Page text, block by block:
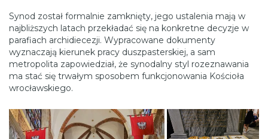
Synod został formalnie zamknięty, jego ustalenia mają w
najbliższych latach przekładać się na konkretne decyzje w
parafiach archidiecezji. Wypracowane dokumenty
wyznaczają kierunek pracy duszpasterskiej, a sam
metropolita zapowiedział, że synodalny styl rozeznawania
ma stać się trwałym sposobem funkcjonowania Kościoła
wrocławskiego.